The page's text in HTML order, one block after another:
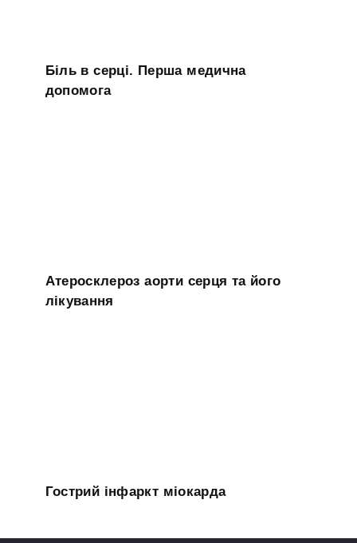
Біль в серці. Перша медична
допомога
Атеросклероз аорти серця та його
лікування
Гострий інфаркт міокарда